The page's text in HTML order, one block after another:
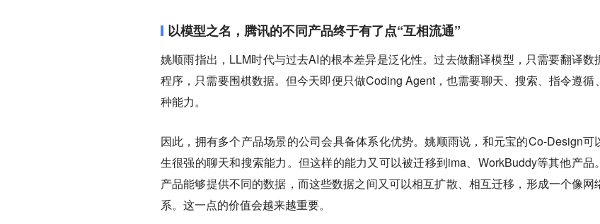
以模型之名，腾讯的不同产品终于有了点“互相流通”
姚顺雨指出，LLM时代与过去AI的根本差异是泛化性。过去做翻译模型，只需要翻译数
程序，只需要围棋数据。但今天即便只做Coding Agent，也需要聊天、搜索、指令遵循
种能力。
因此，拥有多个产品场景的公司会具备体系化优势。姚顺雨说，和元宝的Co-Design可
生很强的聊天和搜索能力。但这样的能力又可以被迁移到ima、WorkBuddy等其他产品
产品能够提供不同的数据，而这些数据之间又可以相互扩散、相互迁移，形成一个像网
系。这一点的价值会越来越重要。